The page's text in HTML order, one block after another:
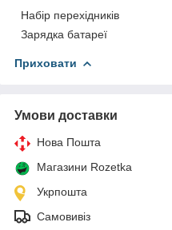
Набір перехідників
Зарядка батареї
Приховати
Умови доставки
Нова Пошта
Магазини Rozetka
Укрпошта
Самовивіз